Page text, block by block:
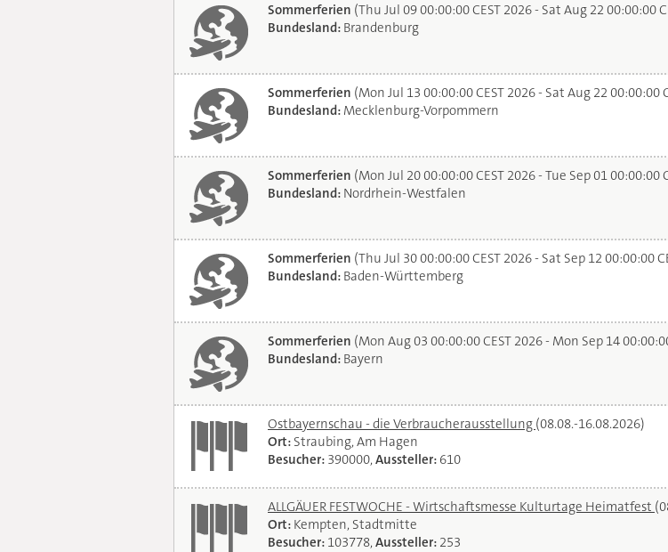
Sommerferien (Thu Jul 09 00:00:00 CEST 2026 - Sat Aug 22 00:00:00
Bundesland: Brandenburg
Sommerferien (Mon Jul 13 00:00:00 CEST 2026 - Sat Aug 22 00:00:00
Bundesland: Mecklenburg-Vorpommern
Sommerferien (Mon Jul 20 00:00:00 CEST 2026 - Tue Sep 01 00:00:00
Bundesland: Nordrhein-Westfalen
Sommerferien (Thu Jul 30 00:00:00 CEST 2026 - Sat Sep 12 00:00:00
Bundesland: Baden-Württemberg
Sommerferien (Mon Aug 03 00:00:00 CEST 2026 - Mon Sep 14
Bundesland: Bayern
Ostbayernschau - die Verbraucherausstellung (08.08.-16.08.2026)
Ort: Straubing, Am Hagen
Besucher: 390000,Aussteller: 610
ALLGÄUER FESTWOCHE - Wirtschaftsmesse Kulturtage Heimatfest
Ort: Kempten, Stadtmitte
Besucher: 103778,Aussteller: 253